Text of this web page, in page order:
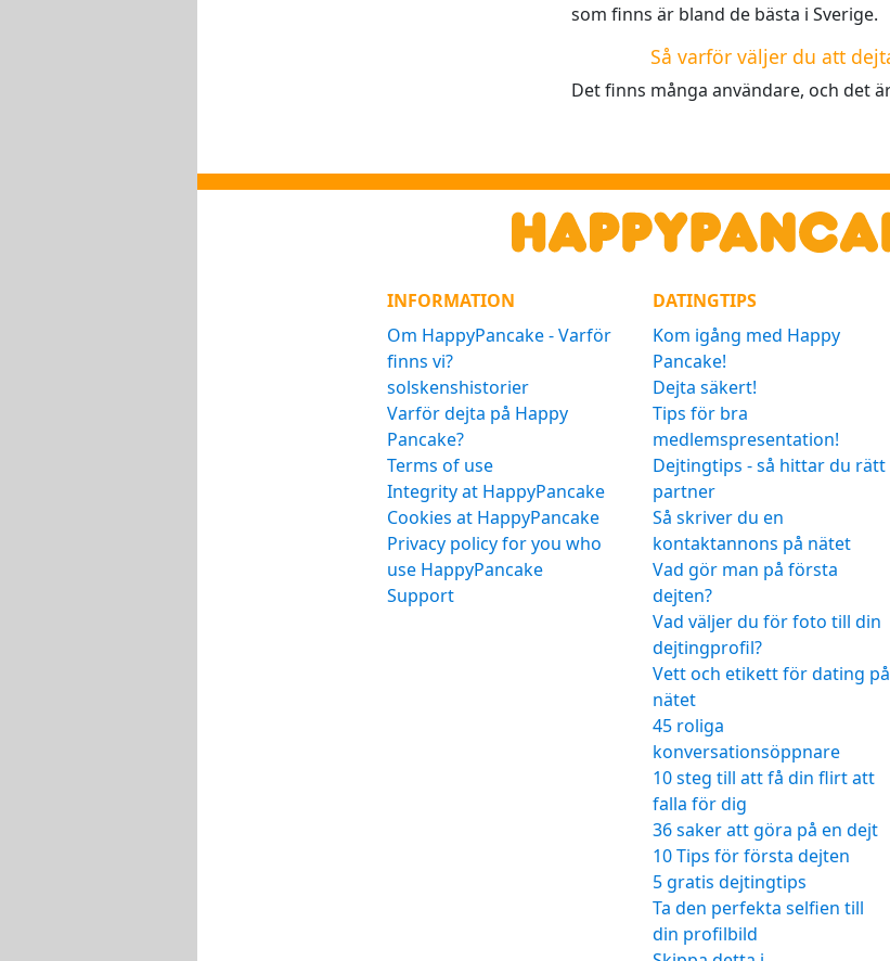
som finns är bland de bästa i Sverige.
Så varför väljer du att
Det finns många användare, och det
INFORMATION
Om HappyPancake - Varför
finns vi?
solskenshistorier
Varför dejta på Happy
Pancake?
Terms of use
Integrity at HappyPancake
Cookies at HappyPancake
Privacy policy for you who
use HappyPancake
Support
DATINGTIPS
Kom igång med Happy
Pancake!
Dejta säkert!
Tips för bra
medlemspresentation!
Dejtingtips - så hittar du rätt
partner
Så skriver du en
kontaktannons på nätet
Vad gör man på första
dejten?
Vad väljer du för foto till din
dejtingprofil?
Vett och etikett för dating på
nätet
45 roliga
konversationsöppnare
10 steg till att få din flirt att
falla för dig
36 saker att göra på en dejt
10 Tips för första dejten
5 gratis dejtingtips
Ta den perfekta selfien till
din profilbild